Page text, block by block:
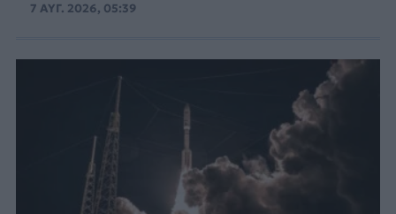
7 ΑΥΓ. 2026, 05:39